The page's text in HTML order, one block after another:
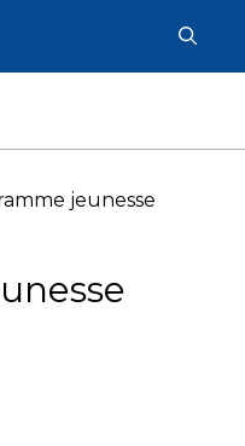
jeunesse